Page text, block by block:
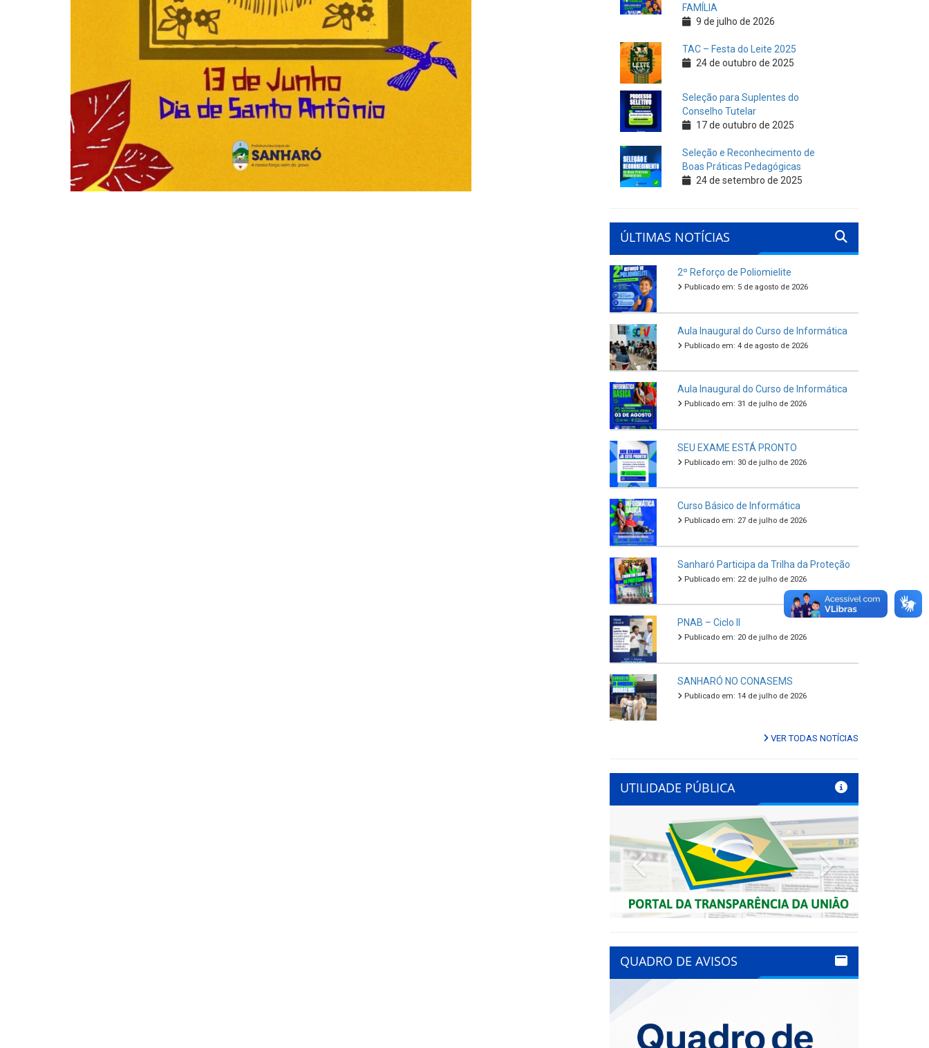
FAMÍLIA
9 de julho de 2026
TAC – Festa do Leite 2025
24 de outubro de 2025
Seleção para Suplentes do
Conselho Tutelar
17 de outubro de 2025
Seleção e Reconhecimento de
Boas Práticas Pedagógicas
24 de setembro de 2025
ÚLTIMAS NOTÍCIAS
2º Reforço de Poliomielite
Publicado em: 5 de agosto de 2026
Aula Inaugural do Curso de Informática
Publicado em: 4 de agosto de 2026
Aula Inaugural do Curso de Informática
Publicado em: 31 de julho de 2026
SEU EXAME ESTÁ PRONTO
Publicado em: 30 de julho de 2026
Curso Básico de Informática
Publicado em: 27 de julho de 2026
Sanharó Participa da Trilha da Proteção
Publicado em: 22 de julho de 2026
PNAB – Ciclo II
Publicado em: 20 de julho de 2026
SANHARÓ NO CONASEMS
Publicado em: 14 de julho de 2026
VER TODAS NOTÍCIAS
UTILIDADE PÚBLICA
Previous Next
QUADRO DE AVISOS